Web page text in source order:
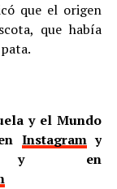
que el origen
que había
y el Mundo
Instagramy
en